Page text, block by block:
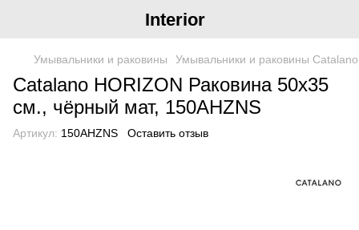
Interior
Умывальники и раковины Умывальники и раковины Catalano
Catalano HORIZON Раковина 50x35
см., чёрный мат, 150AHZNS
Артикул: 150AHZNS Оставить отзыв